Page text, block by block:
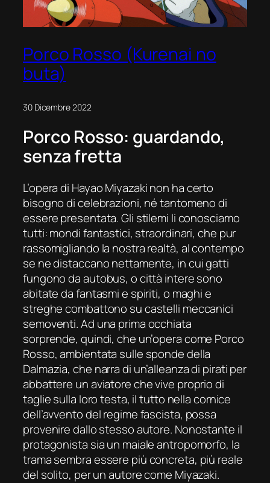
Porco Rosso (Kurenai no
buta)
30 Dicembre 2022
Porco Rosso: guardando,
senza fretta
L’opera di Hayao Miyazaki non ha certo
bisogno di celebrazioni, né tantomeno di
essere presentata. Gli stilemi li conosciamo
tutti: mondi fantastici, straordinari, che pur
rassomigliando la nostra realtà, al contempo
se ne distaccano nettamente, in cui gatti
fungono da autobus, o città intere sono
abitate da fantasmi e spiriti, o maghi e
streghe combattono su castelli meccanici
semoventi. Ad una prima occhiata
sorprende, quindi, che un’opera come Porco
Rosso, ambientata sulle sponde della
Dalmazia, che narra di un’alleanza di pirati per
abbattere un aviatore che vive proprio di
taglie sulla loro testa, il tutto nella cornice
dell’avvento del regime fascista, possa
provenire dallo stesso autore. Nonostante il
protagonista sia un maiale antropomorfo, la
trama sembra essere più concreta, più reale
del solito, per un autore come Miyazaki.